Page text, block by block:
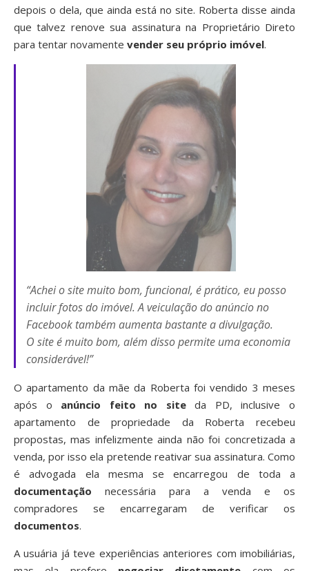
depois o dela, que ainda está no site. Roberta disse ainda
que talvez renove sua assinatura na Proprietário Direto
para tentar novamente vender seu próprio imóvel.
“Achei o site muito bom, funcional, é prático, eu posso
incluir fotos do imóvel. A veiculação do anúncio no
Facebook também aumenta bastante a divulgação.
O site é muito bom, além disso permite uma economia
considerável!”
O apartamento da mãe da Roberta foi vendido 3 meses
após o anúncio feito no siteda PD, inclusive o
apartamento de propriedade da Roberta recebeu
propostas, mas infelizmente ainda não foi concretizada a
venda, por isso ela pretende reativar sua assinatura. Como
é advogada ela mesma se encarregou de toda a
documentação necessária para a venda e os
compradores se encarregaram de verificar os
documentos.
A usuária já teve experiências anteriores com imobiliárias,